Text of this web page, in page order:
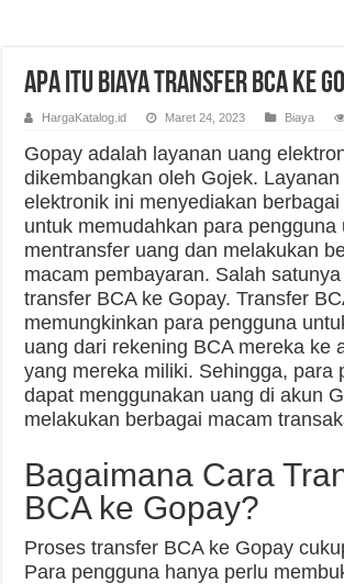
Apa itu Biaya Transfer BCA ke
HargaKatalog.id Maret 24, 2023 Biaya
Gopay adalah layanan uang
dikembangkan oleh Gojek. Layanan
elektronik ini menyediakan
untuk memudahkan para pengguna
mentransfer uang dan melakukan
macam pembayaran. Salah
transfer BCA ke Gopay. Transfer
memungkinkan para pengguna
uang dari rekening BCA mereka ke
yang mereka miliki. Sehingga, para
dapat menggunakan uang di akun
melakukan berbagai macam
Bagaimana Cara
BCA ke Gopay?
Proses transfer BCA ke Gopay
Para pengguna hanya perlu